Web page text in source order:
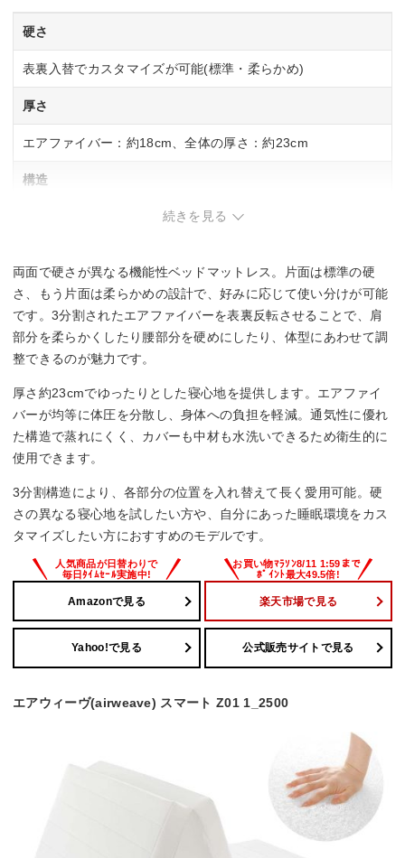
硬さ
表裏入替でカスタマイズが可能(標準・柔らかめ)
厚さ
エアファイバー：約18cm、全体の厚さ：約23cm
構造
カバー(トップ部分)、パッド、エアファイバー(3分割/DUAL
サイズ展開
シングル・セミダブル・ダブル
続きを見る
両面で硬さが異なる機能性ベッドマットレス。片面は標準の硬
さ、もう片面は柔らかめの設計で、好みに応じて使い分けが可能
です。3分割されたエアファイバーを表裏反転させることで、肩
部分を柔らかくしたり腰部分を硬めにしたり、体型にあわせて調
整できるのが魅力です。
厚さ約23cmでゆったりとした寝心地を提供します。エアファイ
バーが均等に体圧を分散し、身体への負担を軽減。通気性に優れ
た構造で蒸れにくく、カバーも中材も水洗いできるため衛生的に
使用できます。
3分割構造により、各部分の位置を入れ替えて長く愛用可能。硬
さの異なる寝心地を試したい方や、自分にあった睡眠環境をカス
タマイズしたい方におすすめのモデルです。
Amazonで見る 楽天市場で見る
Yahoo!で見る 公式販売サイトで見る
エアウィーヴ(airweave) スマート Z01 1_2500